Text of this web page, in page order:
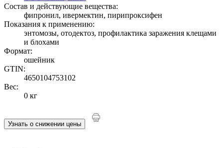
Состав и действующие вещества:
фипронил, ивермектин, пирипроксифен
Показания к применению:
энтомозы, отодектоз, профилактика заражения клещами
и блохами
Формат:
ошейник
GTIN:
4650104753102
Вес:
0 кг
Узнать о снижении цены